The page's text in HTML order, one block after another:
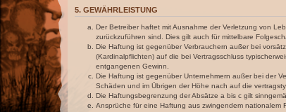
5. GEWÄHRLEISTUNG
Der Betreiber haftet mit Ausnahme der Verletzung von
zurückzuführen sind. Dies gilt auch für mittelbare
Die Haftung ist gegenüber Verbrauchern außer bei
(Kardinalpflichten) auf die bei Vertragsschluss
entgangenen Gewinn.
Die Haftung ist gegenüber Unternehmern außer bei der
Schäden und im Übrigen der Höhe nach auf die
Die Haftungsbegrenzung der Absätze a bis c gilt
Ansprüche für eine Haftung aus zwingendem nationalem